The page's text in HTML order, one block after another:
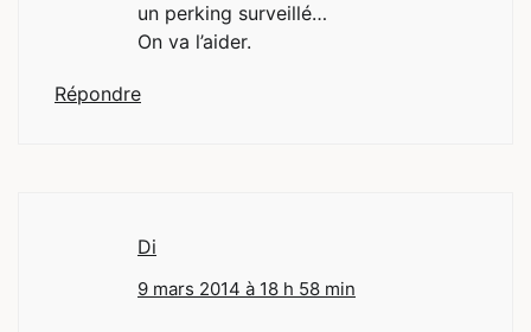
un perking surveillé…
On va l’aider.
Répondre
Di
9 mars 2014 à 18 h 58 min